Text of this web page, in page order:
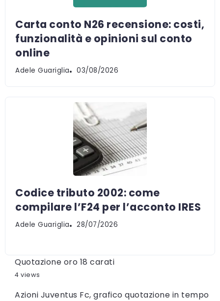
Carta conto N26 recensione: costi,
funzionalità e opinioni sul conto
online
Adele Guariglia 03/08/2026
Codice tributo 2002: come
compilare l’F24 per l’acconto IRES
Adele Guariglia 28/07/2026
Quotazione oro 18 carati
4 views
Azioni Juventus Fc, grafico quotazione in tempo